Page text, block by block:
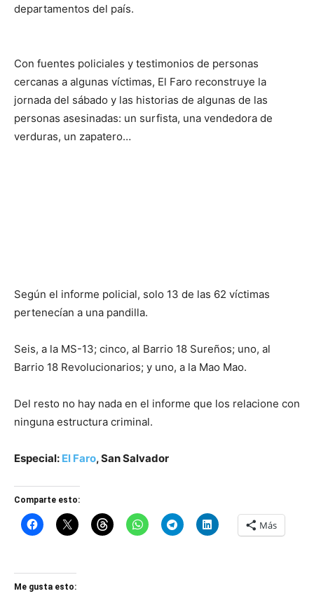
departamentos del país.
Con fuentes policiales y testimonios de personas
cercanas a algunas víctimas, El Faro reconstruye la
jornada del sábado y las historias de algunas de las
personas asesinadas: un surfista, una vendedora de
verduras, un zapatero…
Según el informe policial, solo 13 de las 62 víctimas
pertenecían a una pandilla.
Seis, a la MS-13; cinco, al Barrio 18 Sureños; uno, al
Barrio 18 Revolucionarios; y uno, a la Mao Mao.
Del resto no hay nada en el informe que los relacione con
ninguna estructura criminal.
Especial: El Faro, San Salvador
Comparte esto:
Más
Me gusta esto: